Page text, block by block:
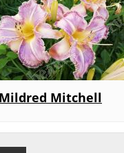
Mitchell